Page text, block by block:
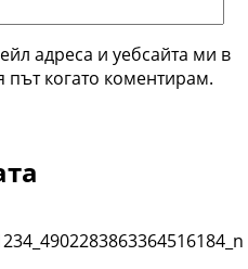
адреса и уебсайта ми в
път когато коментирам.